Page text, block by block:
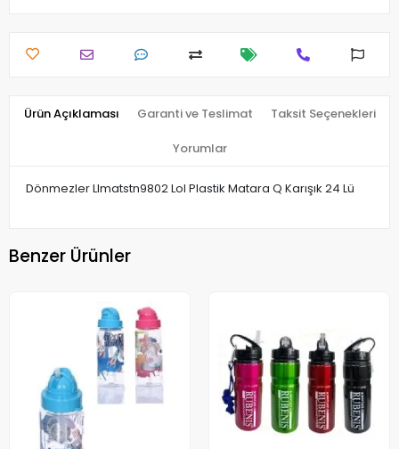
Ürün Açıklaması Garanti ve Teslimat Taksit Seçenekleri
Yorumlar
Dönmezler Llmatstn9802 Lol Plastik Matara Q Karışık 24 Lü
Benzer Ürünler